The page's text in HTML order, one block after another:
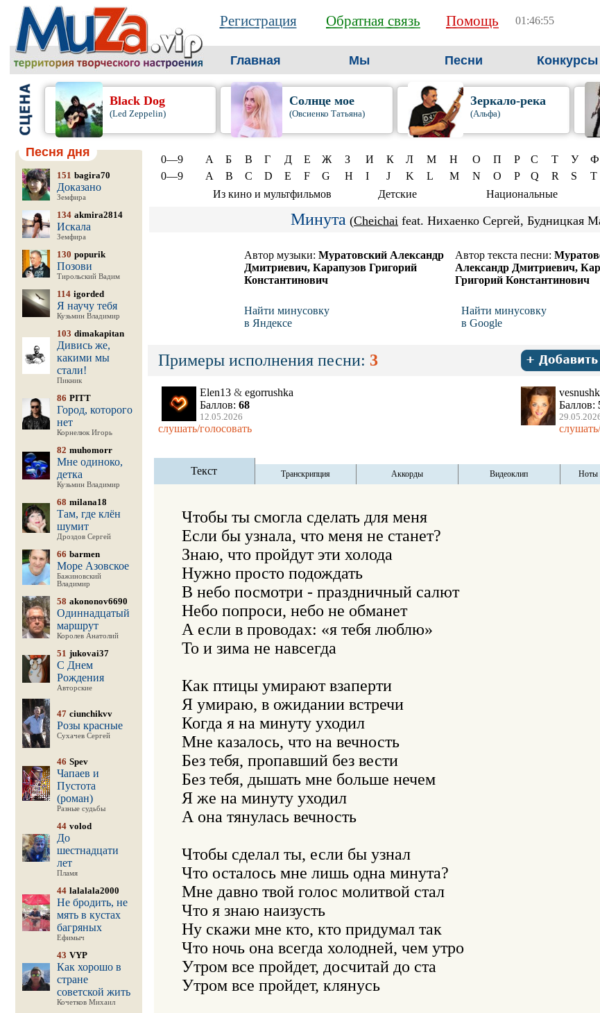
Регистрация Обратная связь Помощь 01:46:56
Главная Мы Песни Конкурсы
Black Dog
(Led Zeppelin)
Солнце мое
(Овсиенко Татьяна)
Зеркало-река
(Альфа)
Песня дня
151 bagira70
Доказано
Земфира
134 akmira2814
Искала
Земфира
130 popurik
Позови
Тирольский Вадим
114 igorded
Я научу тебя
Кузьмин Владимир
103 dimakapitan
Дивись же,
какими мы
стали!
Пикник
86 PITT
Город, которого
нет
Корнелюк Игорь
82 muhomorr
Мне одиноко,
детка
Кузьмин Владимир
68 milana18
Там, где клён
шумит
Дроздов Сергей
66 barmen
Море Азовское
Бажиновский
Владимир
58 akononov6690
Одиннадцатый
маршрут
Королев Анатолий
51 jukovai37
С Днем
Рождения
Авторские
47 ciunchikvv
Розы красные
Сухачев Сергей
46 Spev
Чапаев и
Пустота
(роман)
Разные судьбы
44 volod
До
шестнадцати
лет
Пламя
44 lalalala2000
Не бродить, не
мять в кустах
багряных
Ефимыч
43 VYP
Как хорошо в
стране
советской жить
Кочетков Михаил
0—9 А Б В Г Д Е Ж З И К Л М Н О П Р С Т У Ф
0—9
A B C D E F G H I J K L M N O P Q R S T
Из кино и мультфильмов
Детские Национальные
Минута (Cheichai feat. Нихаенко Сергей, Будницкая
Автор музыки: Муратовский Александр
Дмитриевич, Карапузов Григорий
Константинович
Автор текста песни:
Александр Дмитриевич,
Григорий Константинович
Найти минусовку
в Яндексе
Найти минусовку
в Google
Примеры исполнения песни: 3
Elen13 &egorrushka
Баллов: 68
12.05.2026
слушать/голосовать
Баллов:
Текст Транскрипция Аккорды Видеоклип Ноты
Чтобы ты смогла сделать для меня
Если бы узнала, что меня не станет?
Знаю, что пройдут эти холода
Нужно просто подождать
В небо посмотри - праздничный салют
Небо попроси, небо не обманет
А если в проводах: «я тебя люблю»
То и зима не навсегда
Как птицы умирают взаперти
Я умираю, в ожидании встречи
Когда я на минуту уходил
Мне казалось, что на вечность
Без тебя, пропавший без вести
Без тебя, дышать мне больше нечем
Я же на минуту уходил
А она тянулась вечность
Чтобы сделал ты, если бы узнал
Что осталось мне лишь одна минута?
Мне давно твой голос молитвой стал
Что я знаю наизусть
Ну скажи мне кто, кто придумал так
Что ночь она всегда холодней, чем утро
Утром все пройдет, досчитай до ста
Утром все пройдет, клянусь